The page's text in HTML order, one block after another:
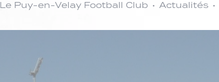
Le Puy-en-Velay Football Club Actualités